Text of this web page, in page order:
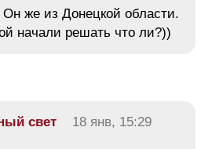
Он же из Донецкой области.
начали решать что ли?))
свет
18 янв, 15:29